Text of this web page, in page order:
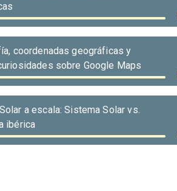
coordenadas geográficas y
sobre Google Maps
a escala: Sistema Solar vs.
ibérica